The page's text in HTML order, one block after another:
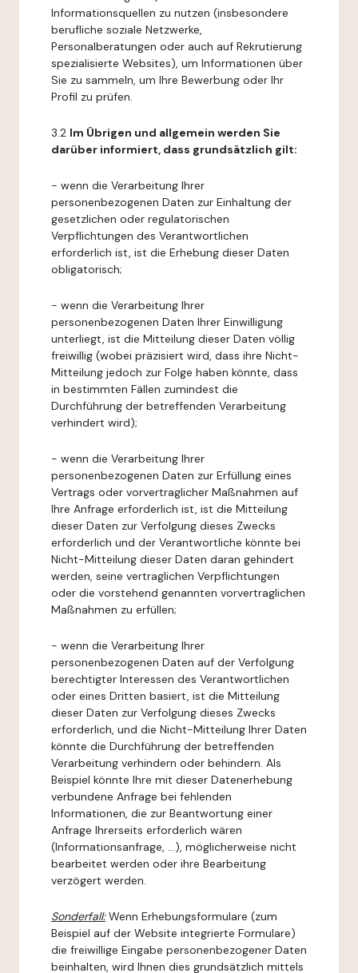
Informationsquellen zu nutzen (insbesondere
berufliche soziale Netzwerke,
Personalberatungen oder auch auf Rekrutierung
spezialisierte Websites), um Informationen über
Sie zu sammeln, um Ihre Bewerbung oder Ihr
Profil zu prüfen.
3.2 Im Übrigen und allgemein werden Sie
darüber informiert, dass grundsätzlich gilt:
- wenn die Verarbeitung Ihrer
personenbezogenen Daten zur Einhaltung der
gesetzlichen oder regulatorischen
Verpflichtungen des Verantwortlichen
erforderlich ist, ist die Erhebung dieser Daten
obligatorisch;
- wenn die Verarbeitung Ihrer
personenbezogenen Daten Ihrer Einwilligung
unterliegt, ist die Mitteilung dieser Daten völlig
freiwillig (wobei präzisiert wird, dass ihre Nicht-
Mitteilung jedoch zur Folge haben könnte, dass
in bestimmten Fällen zumindest die
Durchführung der betreffenden Verarbeitung
verhindert wird);
- wenn die Verarbeitung Ihrer
personenbezogenen Daten zur Erfüllung eines
Vertrags oder vorvertraglicher Maßnahmen auf
Ihre Anfrage erforderlich ist, ist die Mitteilung
dieser Daten zur Verfolgung dieses Zwecks
erforderlich und der Verantwortliche könnte bei
Nicht-Mitteilung dieser Daten daran gehindert
werden, seine vertraglichen Verpflichtungen
oder die vorstehend genannten vorvertraglichen
Maßnahmen zu erfüllen;
- wenn die Verarbeitung Ihrer
personenbezogenen Daten auf der Verfolgung
berechtigter Interessen des Verantwortlichen
oder eines Dritten basiert, ist die Mitteilung
dieser Daten zur Verfolgung dieses Zwecks
erforderlich, und die Nicht-Mitteilung Ihrer Daten
könnte die Durchführung der betreffenden
Verarbeitung verhindern oder behindern. Als
Beispiel könnte Ihre mit dieser Datenerhebung
verbundene Anfrage bei fehlenden
Informationen, die zur Beantwortung einer
Anfrage Ihrerseits erforderlich wären
(Informationsanfrage, ...), möglicherweise nicht
bearbeitet werden oder ihre Bearbeitung
verzögert werden.
Sonderfall:Wenn Erhebungsformulare (zum
Beispiel auf der Website integrierte Formulare)
die freiwillige Eingabe personenbezogener Daten
beinhalten, wird Ihnen dies grundsätzlich mittels